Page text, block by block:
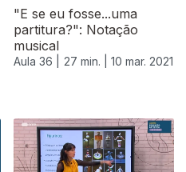
"E se eu fosse...uma
partitura?": Notação
musical
Aula 36 | 27 min. | 10 mar. 2021